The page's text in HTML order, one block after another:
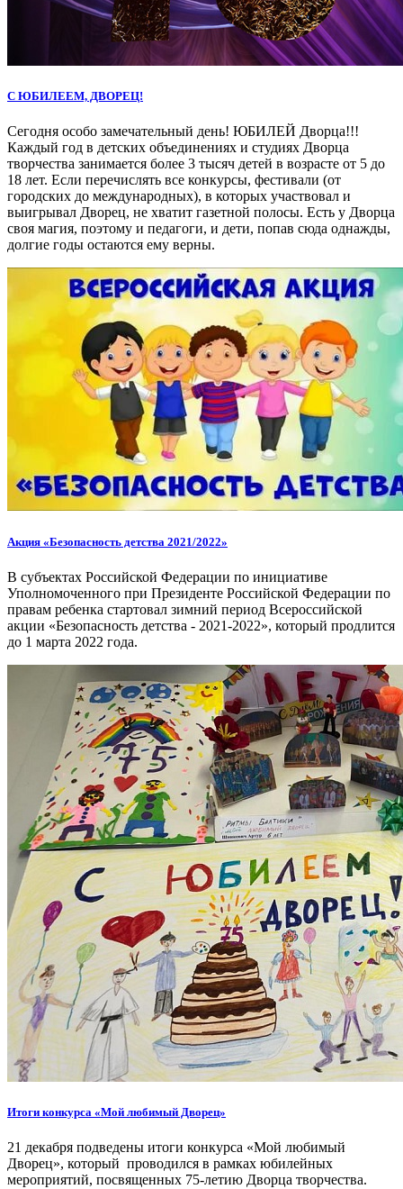
С ЮБИЛЕЕМ, ДВОРЕЦ!
Сегодня особо замечательный день! ЮБИЛЕЙ Дворца!!!
Каждый год в детских объединениях и студиях Дворца
творчества занимается более 3 тысяч детей в возрасте от 5 до
18 лет. Если перечислять все конкурсы, фестивали (от
городских до международных), в которых участвовал и
выигрывал Дворец, не хватит газетной полосы. Есть у Дворца
своя магия, поэтому и педагоги, и дети, попав сюда однажды,
долгие годы остаются ему верны.
Акция «Безопасность детства 2021/2022»
В субъектах Российской Федерации по инициативе
Уполномоченного при Президенте Российской Федерации по
правам ребенка стартовал зимний период Всероссийской
акции «Безопасность детства - 2021-2022», который продлится
до 1 марта 2022 года.
Итоги конкурса «Мой любимый Дворец»
21 декабря подведены итоги конкурса «Мой любимый
Дворец», который проводился в рамках юбилейных
мероприятий, посвященных 75-летию Дворца творчества.